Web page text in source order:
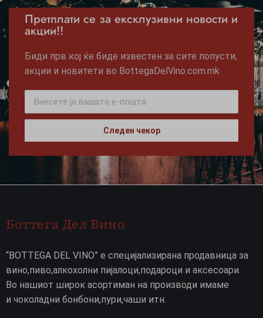
Претплати се за ексклузивни новости и
акции!!
Биди прв кој ќе биде известен за сите попусти,
акции и новитети во BottegaDelVino.com.mk
Следен чекор
Боттега Дел Вино
“BOTTEGA DEL VINO” е специјализирана продавница за
вино,пиво,алкохолни пијалоци,подароци и аксесоари.
Во нашиот широк асортиман на производи имаме
и чоколадни бонбони,пури,чаши итн.